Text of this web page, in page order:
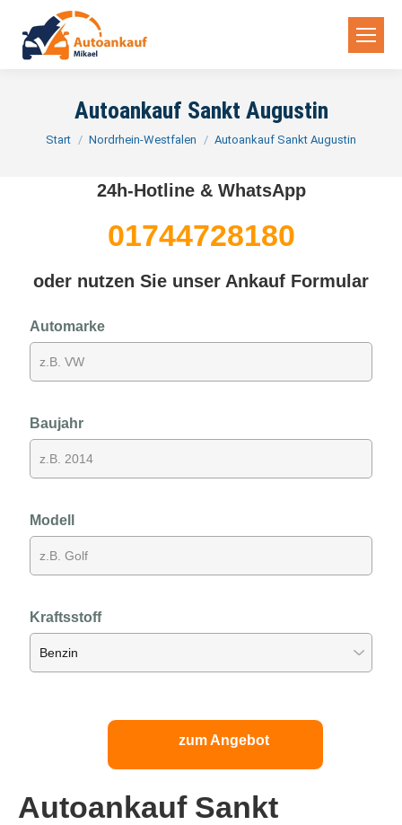
Autoankauf Sankt Augustin
Sie befinden sich hier:
Start Nordrhein-Westfalen Autoankauf Sankt Augustin
24h-Hotline & WhatsApp
01744728180
oder nutzen Sie unser Ankauf Formular
Automarke
Baujahr
Modell
Kraftsstoff
zum Angebot
Autoankauf Sankt